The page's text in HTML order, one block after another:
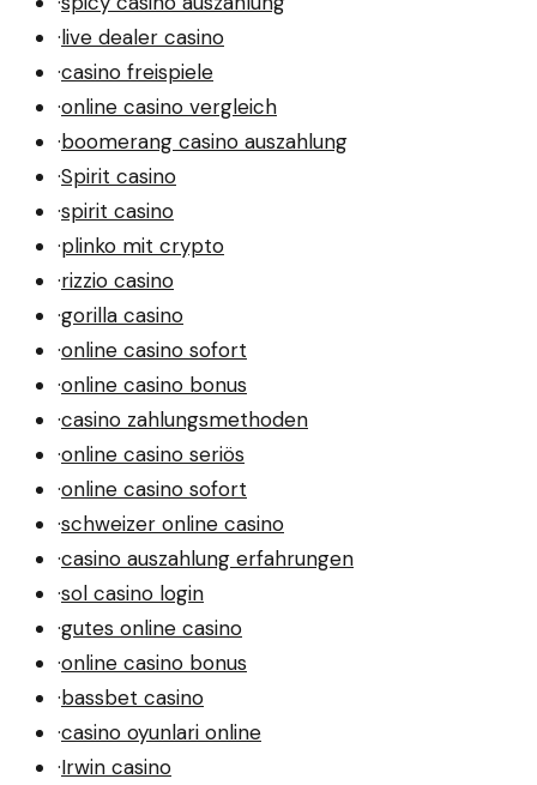
·live dealer casino
·casino freispiele
·online casino vergleich
·boomerang casino auszahlung
·Spirit casino
·spirit casino
·plinko mit crypto
·rizzio casino
·gorilla casino
·online casino sofort
·online casino bonus
·casino zahlungsmethoden
·online casino seriös
·online casino sofort
·schweizer online casino
·casino auszahlung erfahrungen
·sol casino login
·gutes online casino
·online casino bonus
·bassbet casino
·casino oyunlari online
·Irwin casino